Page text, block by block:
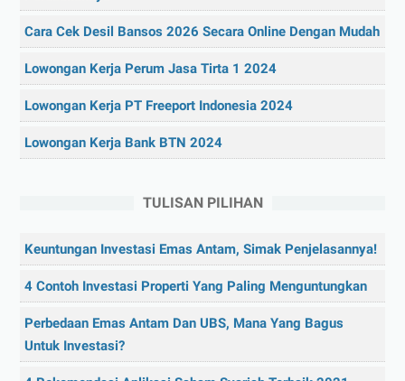
Cara Cek Desil Bansos 2026 Secara Online Dengan Mudah
Lowongan Kerja Perum Jasa Tirta 1 2024
Lowongan Kerja PT Freeport Indonesia 2024
Lowongan Kerja Bank BTN 2024
TULISAN PILIHAN
Keuntungan Investasi Emas Antam, Simak Penjelasannya!
4 Contoh Investasi Properti Yang Paling Menguntungkan
Perbedaan Emas Antam Dan UBS, Mana Yang Bagus
Untuk Investasi?